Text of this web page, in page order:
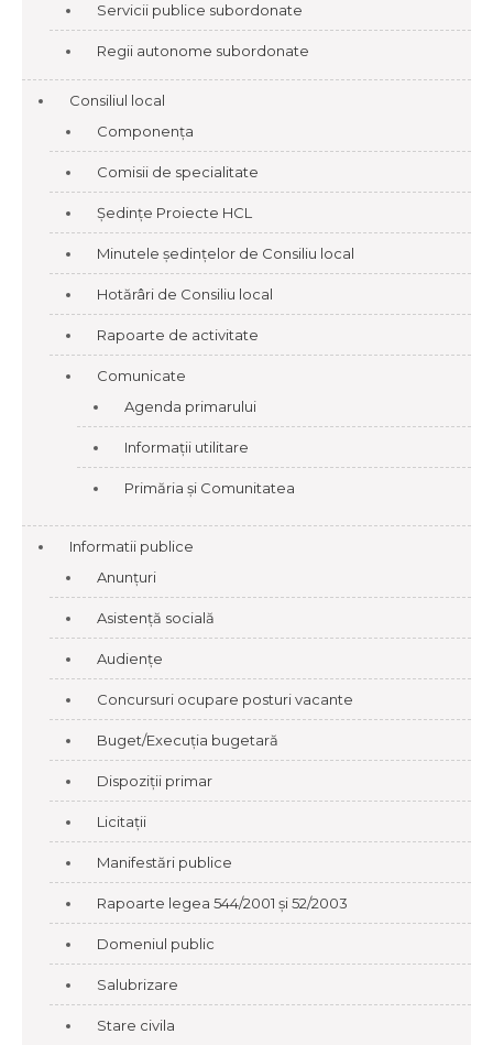
Servicii publice subordonate
Regii autonome subordonate
Consiliul local
Componența
Comisii de specialitate
Ședințe Proiecte HCL
Minutele ședințelor de Consiliu local
Hotărâri de Consiliu local
Rapoarte de activitate
Comunicate
Agenda primarului
Informații utilitare
Primăria și Comunitatea
Informatii publice
Anunțuri
Asistență socială
Audiențe
Concursuri ocupare posturi vacante
Buget/Execuția bugetară
Dispoziții primar
Licitații
Manifestări publice
Rapoarte legea 544/2001 și 52/2003
Domeniul public
Salubrizare
Stare civila